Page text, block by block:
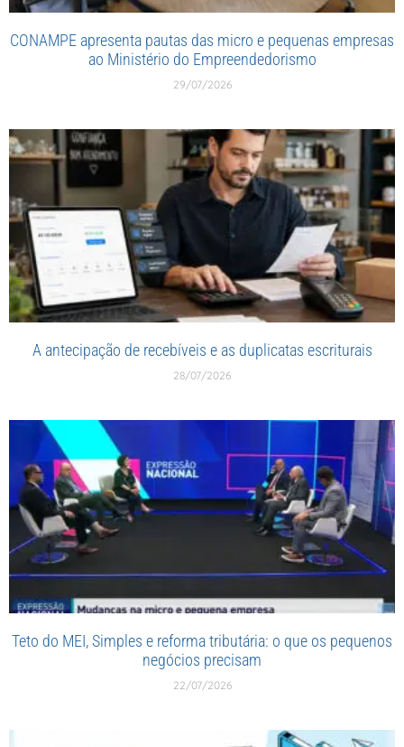
CONAMPE apresenta pautas das micro e pequenas empresas
ao Ministério do Empreendedorismo
29/07/2026
A antecipação de recebíveis e as duplicatas escriturais
28/07/2026
Teto do MEI, Simples e reforma tributária: o que os pequenos
negócios precisam
22/07/2026